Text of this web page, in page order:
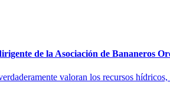
de la Asociación de Bananeros